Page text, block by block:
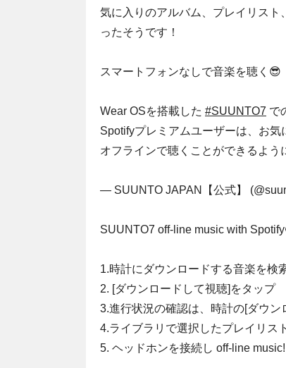
気に入りのアルバム、プレイリス
ったそうです！
スマートフォンなしで音楽を聴く😎
Wear OSを搭載した #SUUNTO7 で
Spotifyプレミアムユーザーは、お
オフラインで聴くことができるよう
— SUUNTO JAPAN【公式】
SUUNTO7 off-line music with
1.時計にダウンロードする音楽を検
2. [ダウンロードして視聴]をタップ
3.進行状況の確認は、時計の[ダウン
4.ライブラリで選択したプレイリス
5. ヘッドホンを接続し off-line music!